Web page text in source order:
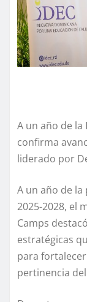
A un año de la
confirma
liderado por
A un año de la
2025-2028, el
Camps
estratégicas
para
pertinencia